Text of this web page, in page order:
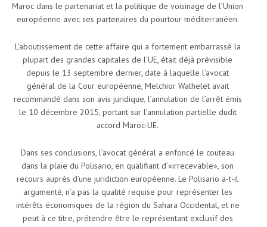
Maroc dans le partenariat et la politique de voisinage de l’Union
européenne avec ses partenaires du pourtour méditerranéen.
L’aboutissement de cette affaire qui a fortement embarrassé la
plupart des grandes capitales de l’UE, était déjà prévisible
depuis le 13 septembre dernier, date à laquelle l’avocat
général de la Cour européenne, Melchior Wathelet avait
recommandé dans son avis juridique, l’annulation de l’arrêt émis
le 10 décembre 2015, portant sur l’annulation partielle dudit
accord Maroc-UE.
Dans ses conclusions, l’avocat général a enfoncé le couteau
dans la plaie du Polisario, en qualifiant d’«irrecevable», son
recours auprès d’une juridiction européenne. Le Polisario a-t-il
argumenté, n’a pas la qualité requise pour représenter les
intérêts économiques de la région du Sahara Occidental, et ne
peut à ce titre, prétendre être le représentant exclusif des